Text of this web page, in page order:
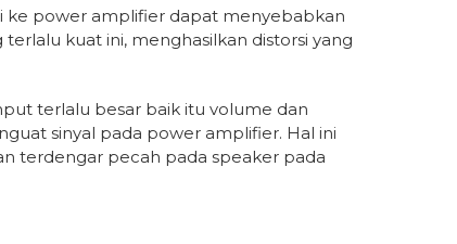
ke power amplifier dapat menyebabkan
kuat ini, menghasilkan distorsi yang
terlalu besar baik itu volume dan
sinyal pada power amplifier. Hal ini
terdengar pecah pada speaker pada